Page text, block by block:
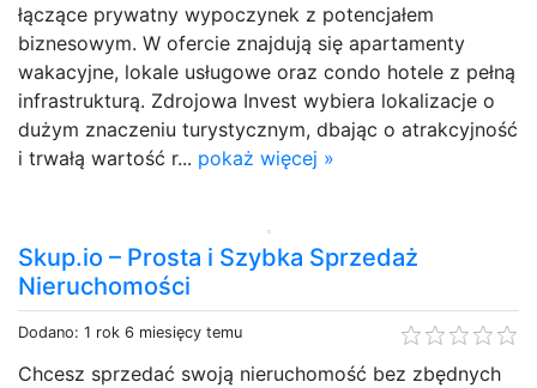
łączące prywatny wypoczynek z potencjałem
biznesowym. W ofercie znajdują się apartamenty
wakacyjne, lokale usługowe oraz condo hotele z pełną
infrastrukturą. Zdrojowa Invest wybiera lokalizacje o
dużym znaczeniu turystycznym, dbając o atrakcyjność
i trwałą wartość r... pokaż więcej »
Skup.io – Prosta i Szybka Sprzedaż
Nieruchomości
Dodano: 1 rok 6 miesięcy temu
Chcesz sprzedać swoją nieruchomość bez zbędnych